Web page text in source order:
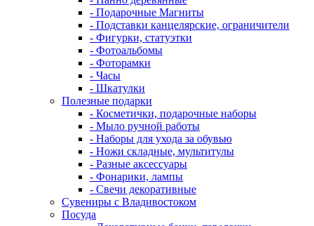
- Подарочные Магниты
- Подставки канцелярские, ограничители
- Фигурки, статуэтки
- Фотоальбомы
- Фоторамки
- Часы
- Шкатулки
Полезные подарки
- Косметички, подарочные наборы
- Мыло ручной работы
- Наборы для ухода за обувью
- Ножи складные, мультитулы
- Разные аксессуары
- Фонарики, лампы
- Свечи декоративные
Сувениры с Владивостоком
Посуда